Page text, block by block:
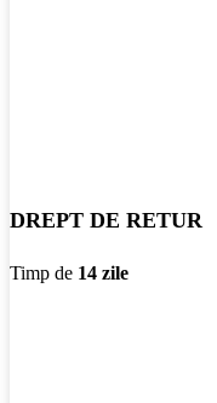
DREPT DE RETUR
Timp de 14 zile